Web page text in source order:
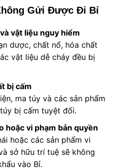
Gửi Được Đi Bỉ
vật liệu nguy hiểm
dược, chất nổ, hóa chất
vật liệu dễ cháy đều bị
bị cấm
ma túy và các sản phẩm
bị cấm tuyệt đối.
hoặc vi phạm bản quyền
hoặc các sản phẩm vi
sở hữu trí tuệ sẽ không
vào Bỉ.